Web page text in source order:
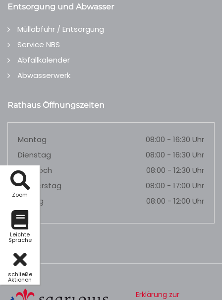
Zoom
Leichte
Sprache
schließe
Aktionen
Entsorgung und Abwasser
Müllabfuhr / Entsorgung
Service NBS
Abfallkalender
Abwasserwerk
Rathaus Öffnungszeiten
Montag
08:00 - 16:30 Uhr
Dienstag
08:00 - 16:30 Uhr
Mittwoch
08:00 - 12:30 Uhr
Donnerstag
08:00 - 17:00 Uhr
Freitag
08:00 - 12:00 Uhr
Erklärung zur